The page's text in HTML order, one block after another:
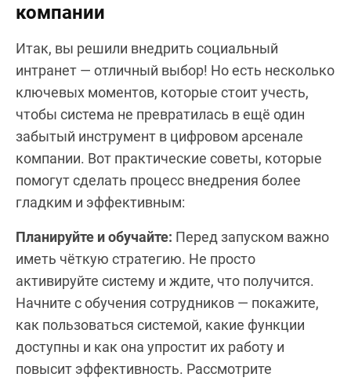
компании
Итак, вы решили внедрить социальный
интранет — отличный выбор! Но есть несколько
ключевых моментов, которые стоит учесть,
чтобы система не превратилась в ещё один
забытый инструмент в цифровом арсенале
компании. Вот практические советы, которые
помогут сделать процесс внедрения более
гладким и эффективным:
Планируйте и обучайте: Перед запуском важно
иметь чёткую стратегию. Не просто
активируйте систему и ждите, что получится.
Начните с обучения сотрудников — покажите,
как пользоваться системой, какие функции
доступны и как она упростит их работу и
повысит эффективность. Рассмотрите